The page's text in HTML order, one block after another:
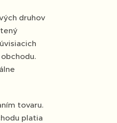
druhov
tovaru.
platia